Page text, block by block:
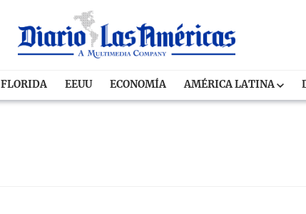
FLORIDA EEUU ECONOMÍA AMÉRICA LATINA